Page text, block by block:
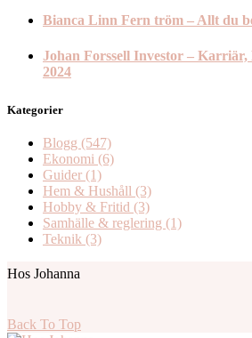
Bianca Linn Fern tröm – Allt du
Johan Forssell Investor – Karriär,
2024
Kategorier
Blogg (547)
Ekonomi (6)
Guider (1)
Hem & Hushåll (3)
Hobby & Fritid (3)
Samhälle & reglering (1)
Teknik (3)
Hos Johanna
Back To Top